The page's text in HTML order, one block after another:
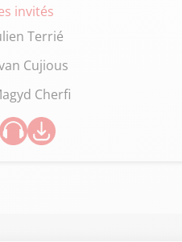
invités
Terrié
Cujious
Cherfi